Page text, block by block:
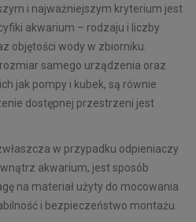
i najważniejszym kryterium jest
akwarium – rodzaju i liczby
objętości wody w zbiorniku.
samego urządzenia oraz
jak pompy i kubek, są równie
dostępnej przestrzeni jest
w przypadku odpieniaczy
akwarium, jest sposób
na materiał użyty do mocowania
i bezpieczeństwo montażu.